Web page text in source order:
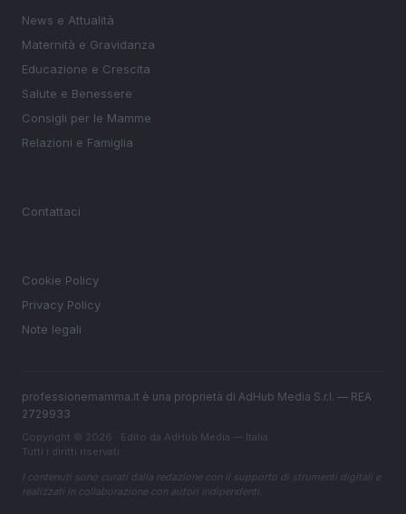
News e Attualità
Maternità e Gravidanza
Educazione e Crescita
Salute e Benessere
Consigli per le Mamme
Relazioni e Famiglia
Contattaci
Cookie Policy
Privacy Policy
Note legali
professionemamma.it è una proprietà di AdHub Media S.r.l. — REA
2729933
Copyright © 2026 · Edito da AdHub Media — Italia
Tutti i diritti riservati
I contenuti sono curati dalla redazione con il supporto di strumenti digitali e
realizzati in collaborazione con autori indipendenti.